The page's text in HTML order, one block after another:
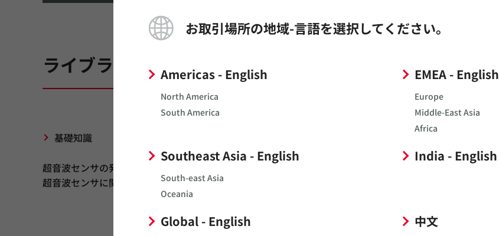
お取引場所の地域-言語を選択してください。
Americas - English
North America
South America
EMEA - English
Europe
Middle-East Asia
Africa
Southeast Asia - English
South-east Asia
Oceania
India - English
Global - English 中文
ライブラリ
基礎知識
超音波センサの発音原理や性質、基本回路構成など
超音波センサに関する基礎知識
デモ動画で距離測定・侵入検知などの基本動作説明